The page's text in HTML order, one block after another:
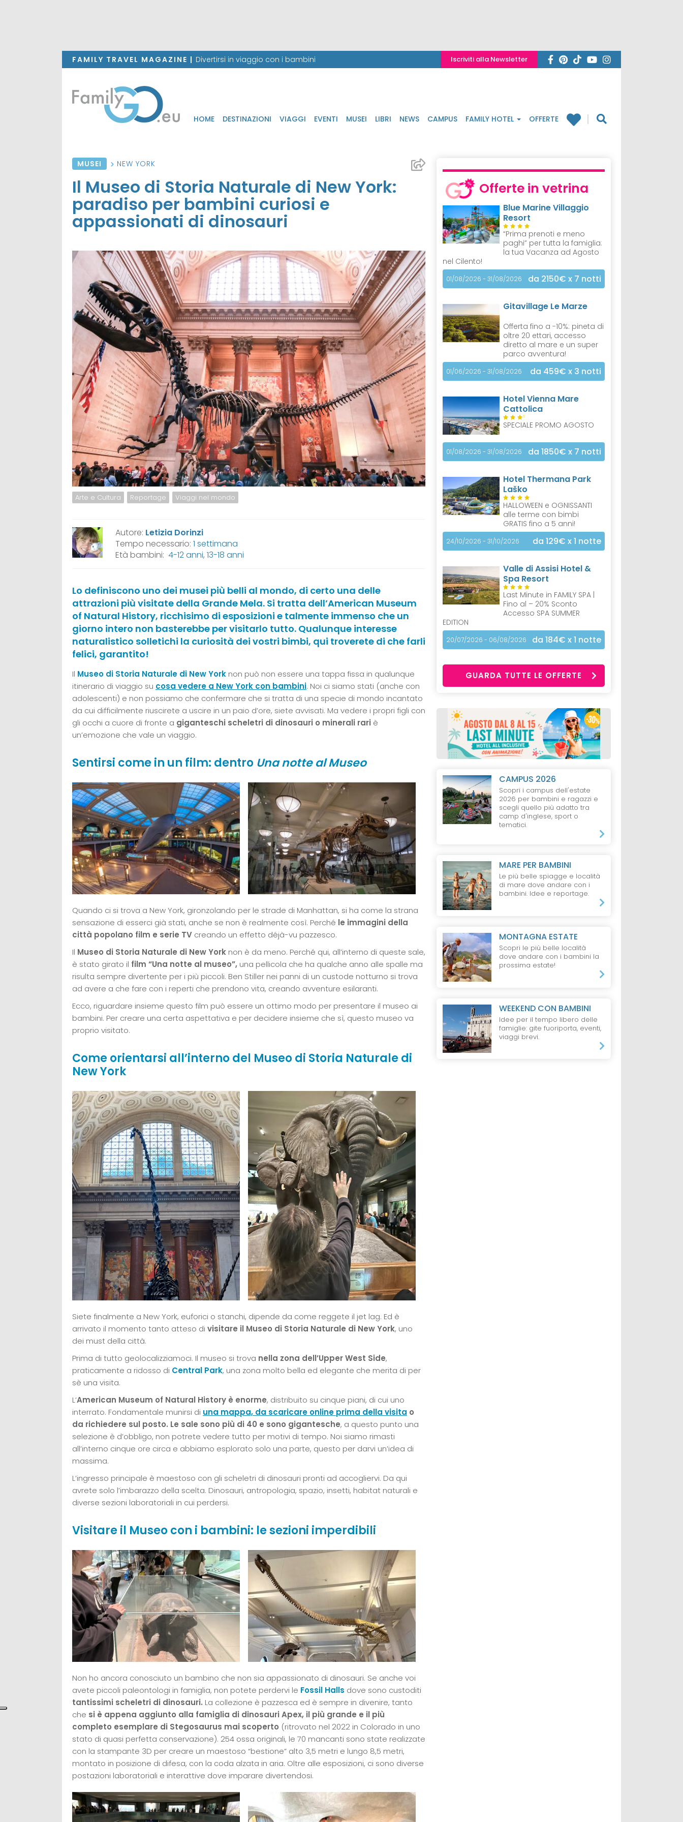
FAMILY TRAVEL MAGAZINE | Divertirsi in viaggio con i bambini Iscriviti alla Newsletter
HOME DESTINAZIONI VIAGGI EVENTI MUSEI LIBRI NEWS CAMPUS FAMILY HOTEL OFFERTE
MUSEI NEW YORK
Il Museo di Storia Naturale di New York:
paradiso per bambini curiosi e
appassionati di dinosauri
Arte e Cultura Reportage Viaggi nel mondo
Autore: Letizia Dorinzi
Tempo necessario: 1 settimana
Età bambini: 4-12 anni, 13-18 anni
Lo definiscono uno dei musei più belli al mondo, di certo una delle
attrazioni più visitate della Grande Mela. Si tratta dell’American Museum
of Natural History, ricchisimo di esposizioni e talmente immenso che un
giorno intero non basterebbe per visitarlo tutto. Qualunque interesse
naturalistico solletichi la curiosità dei vostri bimbi, qui troverete di che farli
felici, garantito!
Il Museo di Storia Naturale di New York non può non essere una tappa fissa in qualunque
itinerario di viaggio su cosa vedere a New York con bambini. Noi ci siamo stati (anche con
adolescenti) e non possiamo che confermare che si tratta di una specie di mondo incantato
da cui difficilmente riuscirete a uscire in un paio d’ore, siete avvisati. Ma vedere i propri figli con
gli occhi a cuore di fronte a giganteschi scheletri di dinosauri o minerali rari è
un’emozione che vale un viaggio.
Sentirsi come in un film: dentro Una notte al Museo
Quando ci si trova a New York, gironzolando per le strade di Manhattan, si ha come la strana
sensazione di esserci già stati, anche se non è realmente così. Perché le immagini della
città popolano film e serie TV creando un effetto déjà-vu pazzesco.
Il Museo di Storia Naturale di New York non è da meno. Perché qui, all’interno di queste sale,
è stato girato il film “Una notte al museo”, una pellicola che ha qualche anno alle spalle ma
risulta sempre divertente per i più piccoli. Ben Stiller nei panni di un custode notturno si trova
ad avere a che fare con i reperti che prendono vita, creando avventure esilaranti.
Ecco, riguardare insieme questo film può essere un ottimo modo per presentare il museo ai
bambini. Per creare una certa aspettativa e per decidere insieme che sì, questo museo va
proprio visitato.
Come orientarsi all’interno del Museo di Storia Naturale di
New York
Siete finalmente a New York, euforici o stanchi, dipende da come reggete il jet lag. Ed è
arrivato il momento tanto atteso di visitare il Museo di Storia Naturale di New York, uno
dei must della città.
Prima di tutto geolocalizziamoci. Il museo si trova nella zona dell’Upper West Side,
praticamente a ridosso di Central Park, una zona molto bella ed elegante che merita di per
sè una visita.
L’American Museum of Natural History è enorme, distribuito su cinque piani, di cui uno
interrato. Fondamentale munirsi di una mappa, da scaricare online prima della visita o
da richiedere sul posto. Le sale sono più di 40 e sono gigantesche, a questo punto una
selezione è d’obbligo, non potrete vedere tutto per motivi di tempo. Noi siamo rimasti
all’interno cinque ore circa e abbiamo esplorato solo una parte, questo per darvi un’idea di
massima.
L’ingresso principale è maestoso con gli scheletri di dinosauri pronti ad accogliervi. Da qui
avrete solo l’imbarazzo della scelta. Dinosauri, antropologia, spazio, insetti, habitat naturali e
diverse sezioni laboratoriali in cui perdersi.
Visitare il Museo con i bambini: le sezioni imperdibili
Non ho ancora conosciuto un bambino che non sia appassionato di dinosauri. Se anche voi
avete piccoli paleontologi in famiglia, non potete perdervi le Fossil Halls dove sono custoditi
tantissimi scheletri di dinosauri. La collezione è pazzesca ed è sempre in divenire, tanto
che si è appena aggiunto alla famiglia di dinosauri Apex, il più grande e il più
completo esemplare di Stegosaurus mai scoperto (ritrovato nel 2022 in Colorado in uno
stato di quasi perfetta conservazione). 254 ossa originali, le 70 mancanti sono state realizzate
con la stampante 3D per creare un maestoso “bestione” alto 3,5 metri e lungo 8,5 metri,
montato in posizione di difesa, con la coda alzata in aria. Oltre alle esposizioni, ci sono diverse
postazioni laboratoriali e interattive dove imparare divertendosi.
Offerte in vetrina
Blue Marine Villaggio
Resort
“Prima prenoti e meno
paghi” per tutta la famiglia:
la tua Vacanza ad Agosto
nel Cilento!
01/08/2026 - 31/08/2026 da 2150€ x 7 notti
Gitavillage Le Marze
Offerta fino a -10%: pineta di
oltre 20 ettari, accesso
diretto al mare e un super
parco avventura!
01/06/2026 - 31/08/2026 da 459€ x 3 notti
Hotel Vienna Mare
Cattolica
S
SPECIALE PROMO AGOSTO
01/08/2026 - 31/08/2026 da 1850€ x 7 notti
Hotel Thermana Park
Laško
HALLOWEEN e OGNISSANTI
alle terme con bimbi
GRATIS fino a 5 anni!
24/10/2026 - 31/10/2026 da 129€ x 1 notte
Valle di Assisi Hotel &
Spa Resort
Last Minute in FAMILY SPA |
Fino al – 20% Sconto
Accesso SPA SUMMER
EDITION
20/07/2026 - 06/08/2026 da 184€ x 1 notte
GUARDA TUTTE LE OFFERTE
CAMPUS 2026
Scopri i campus dell'estate
2026 per bambini e ragazzi e
scegli quello più adatto tra
camp d'inglese, sport o
tematici.
MARE PER BAMBINI
Le più belle spiagge e località
di mare dove andare con i
bambini. Idee e reportage.
MONTAGNA ESTATE
Scopri le più belle località
dove andare con i bambini la
prossima estate!
WEEKEND CON BAMBINI
Idee per il tempo libero delle
famiglie: gite fuoriporta, eventi,
viaggi brevi.